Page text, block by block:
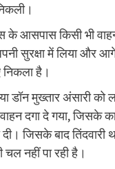
के आसपास किसी भी
सुरक्षा में लिया और
है।
डॉन मुख्तार अंसारी
वाहन दगा दे गया,
जिसके बाद तिंदवारी
नहीं पा रही है।